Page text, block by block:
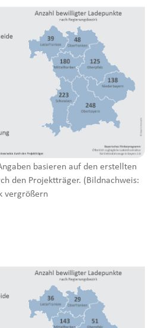
basieren auf den erstellten
den Projektträger. (Bildnachweis:
vergrößern